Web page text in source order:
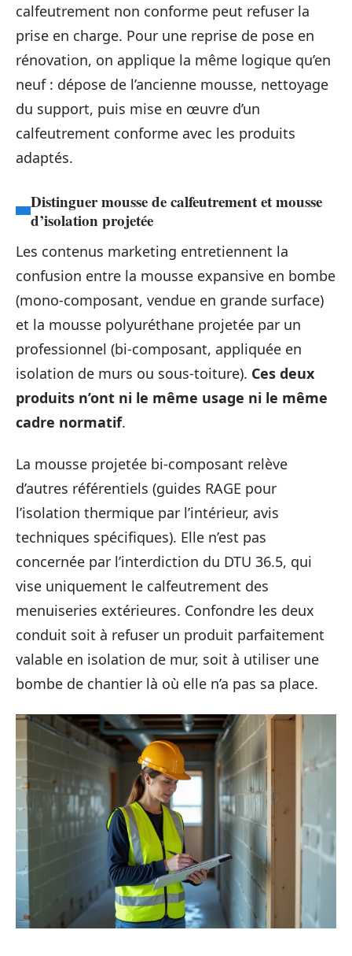
calfeutrement non conforme peut refuser la
prise en charge. Pour une reprise de pose en
rénovation, on applique la même logique qu’en
neuf : dépose de l’ancienne mousse, nettoyage
du support, puis mise en œuvre d’un
calfeutrement conforme avec les produits
adaptés.
Distinguer mousse de calfeutrement et mousse
d’isolation projetée
Les contenus marketing entretiennent la
confusion entre la mousse expansive en bombe
(mono-composant, vendue en grande surface)
et la mousse polyuréthane projetée par un
professionnel (bi-composant, appliquée en
isolation de murs ou sous-toiture). Ces deux
produits n’ont ni le même usage ni le même
cadre normatif.
La mousse projetée bi-composant relève
d’autres référentiels (guides RAGE pour
l’isolation thermique par l’intérieur, avis
techniques spécifiques). Elle n’est pas
concernée par l’interdiction du DTU 36.5, qui
vise uniquement le calfeutrement des
menuiseries extérieures. Confondre les deux
conduit soit à refuser un produit parfaitement
valable en isolation de mur, soit à utiliser une
bombe de chantier là où elle n’a pas sa place.